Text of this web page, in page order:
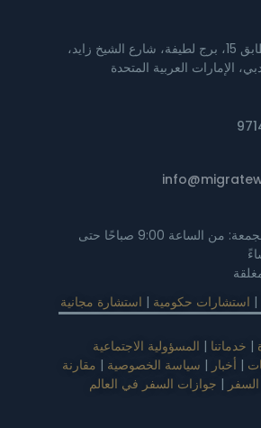
الجناح 1507، الطابق 15، برج لطيفة، شارع الشيخ زايد،
من الاثنين إلى الجمعة: من الساعة 9:00 صباحًا حتى
| استشارات حكومية | استشارة مجانية
| خدماتنا | المسؤولية الاجتماعية
| أخبار | سياسة الخصوصية | مقارنة
| جوازات السفر في العالم